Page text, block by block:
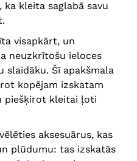
kleita saglabā savu
visapkārt, un
neuzkrītošu ieloces
slaidāku. Šī apakšmala
kopējam izskatam
piešķirot kleitai ļoti
aksesuārus, kas
plūdumu: tas izskatās